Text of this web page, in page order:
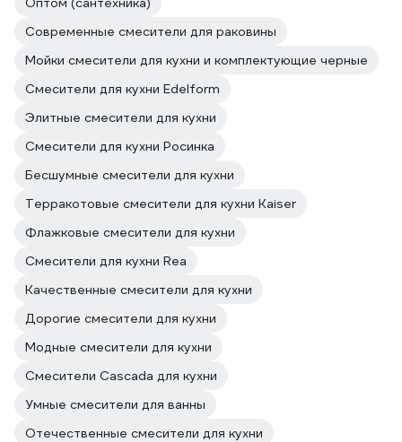
Современные смесители для раковины
Мойки смесители для кухни и комплектующие черные
Смесители для кухни Edelform
Элитные смесители для кухни
Смесители для кухни Росинка
Бесшумные смесители для кухни
Терракотовые смесители для кухни Kaiser
Флажковые смесители для кухни
Смесители для кухни Rea
Качественные смесители для кухни
Дорогие смесители для кухни
Модные смесители для кухни
Смесители Cascada для кухни
Умные смесители для ванны
Отечественные смесители для кухни